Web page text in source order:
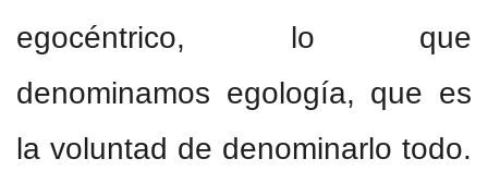
egocéntrico, lo que
denominamos egología, que es
la voluntad de denominarlo todo.